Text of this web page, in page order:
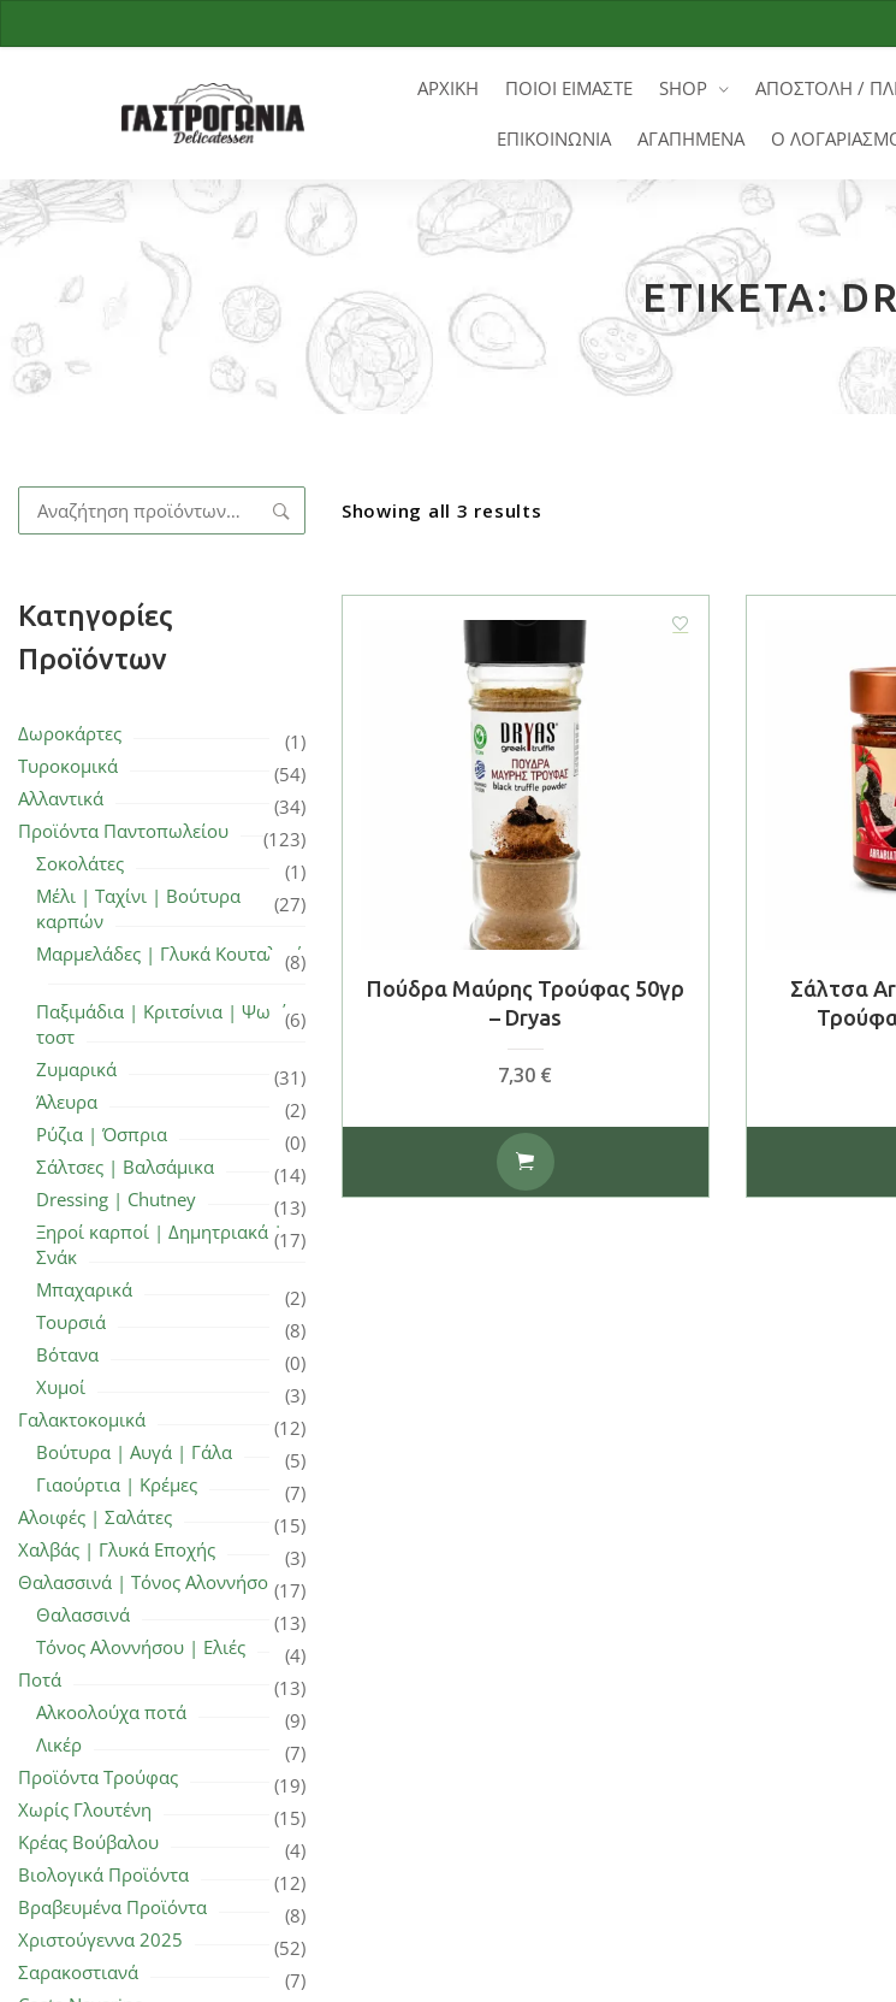
ΑΡΧΙΚΗ ΠΟΙΟΙ ΕΙΜΑΣΤΕ SHOP ΑΠΟΣΤΟΛΗ /
ΕΠΙΚΟΙΝΩΝΙΑ ΑΓΑΠΗΜΕΝΑ Ο
ΕΤΙΚΈΤΑ:
Αναζήτηση
για:
Κατηγορίες
Προϊόντων
Δωροκάρτες
(1)
Τυροκομικά
(54)
Αλλαντικά
(34)
Προϊόντα Παντοπωλείου
(123)
Σοκολάτες
(1)
Μέλι | Ταχίνι | Βούτυρα
καρπών
(27)
Μαρμελάδες | Γλυκά Κουταλιού
(8)
Παξιμάδια | Κριτσίνια | Ψωμί
τοστ
(6)
Ζυμαρικά
(31)
Άλευρα
(2)
Ρύζια | Όσπρια
(0)
Σάλτσες | Βαλσάμικα
(14)
Dressing | Chutney
(13)
Ξηροί καρποί | Δημητριακά |
Σνάκ
(17)
Μπαχαρικά
(2)
Τουρσιά
(8)
Βότανα
(0)
Χυμοί
(3)
Γαλακτοκομικά
(12)
Βούτυρα | Αυγά | Γάλα
(5)
Γιαούρτια | Κρέμες
(7)
Αλοιφές | Σαλάτες
(15)
Χαλβάς | Γλυκά Εποχής
(3)
Θαλασσινά | Τόνος Αλοννήσου(17)
Θαλασσινά
(13)
Τόνος Αλοννήσου | Ελιές
(4)
Ποτά
(13)
Αλκοολούχα ποτά
(9)
Λικέρ
(7)
Προϊόντα Τρούφας
(19)
Χωρίς Γλουτένη
(15)
Κρέας Βούβαλου
(4)
Βιολογικά Προϊόντα
(12)
Βραβευμένα Προϊόντα
(8)
Χριστούγεννα 2025
(52)
Σαρακοστιανά
(7)
Showing all 3 results
Πούδρα Μαύρης Τρούφας 50γρ
– Dryas
7,30 €
Σάλτσα